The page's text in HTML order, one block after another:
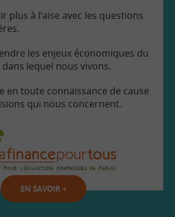
plus à l’aise avec les questions
les enjeux économiques du
lequel nous vivons.
en toute connaissance de cause
qui nous concernent.
EN SAVOIR +